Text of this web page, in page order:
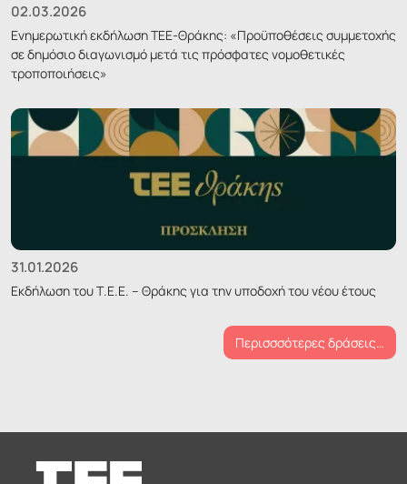
02.03.2026
Ενημερωτική εκδήλωση ΤΕΕ-Θράκης: «Προϋποθέσεις συμμετοχής
σε δημόσιο διαγωνισμό μετά τις πρόσφατες νομοθετικές
τροποποιήσεις»
31.01.2026
Εκδήλωση του Τ.Ε.Ε. – Θράκης για την υποδοχή του νέου έτους
Περισσσότερες δράσεις…